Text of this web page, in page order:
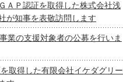
ＡＰ認証を取得した株式会社浅
が知事を表敬訪問します
業の支援対象者の公募を行いま
取得した有限会社イケダグリー